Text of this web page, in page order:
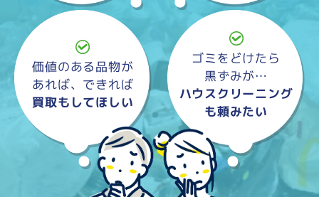
価値のある品物が
あれば、できれば
買取もしてほしい
ゴミをどけたら
黒ずみが…
ハウスクリーニング
も頼みたい